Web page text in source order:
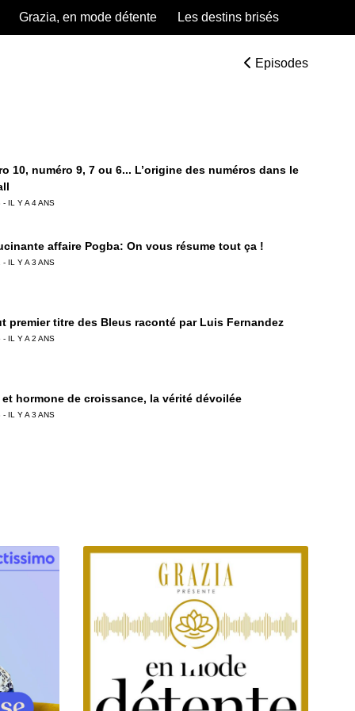
Grazia, en mode détente Les destins brisés
Episodes
10, numéro 9, 7 ou 6... L’origine des numéros dans le
IL Y A 4 ANS
affaire Pogba: On vous résume tout ça !
IL Y A 3 ANS
premier titre des Bleus raconté par Luis Fernandez
IL Y A 2 ANS
et hormone de croissance, la vérité dévoilée
IL Y A 3 ANS
folles de la Coupe du monde
IL Y A 3 ANS
Uni a quatre équipes nationales, pourquoi ?
des surnoms des équipes africaines